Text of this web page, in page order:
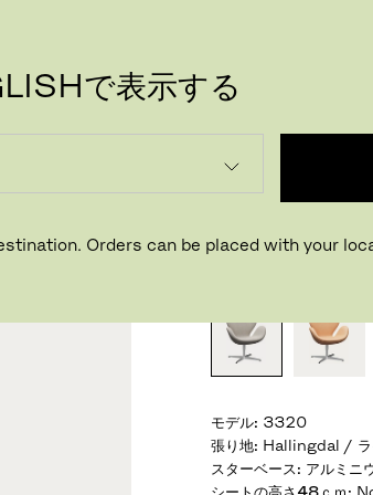
で表示する
Orders can be placed with your
スワン
デザイナー アルネ・
モデル: 3320
張り地: Hallingdal / ラ
スターベース: アルミニ